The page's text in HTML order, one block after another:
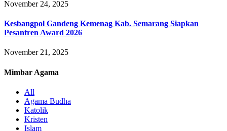
November 24, 2025
Kesbangpol Gandeng Kemenag Kab. Semarang Siapkan
Pesantren Award 2026
November 21, 2025
Mimbar Agama
All
Agama Budha
Katolik
Kristen
Islam